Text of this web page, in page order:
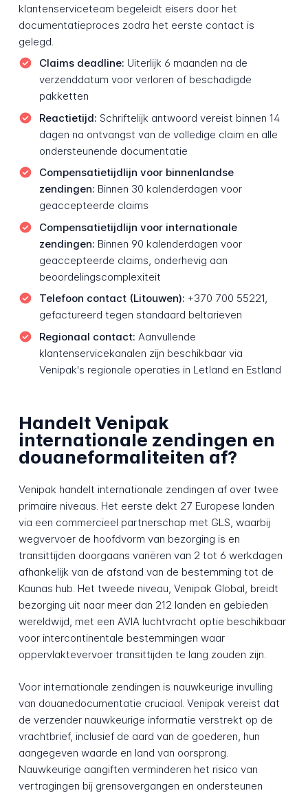
klantenserviceteam begeleidt eisers door het
documentatieproces zodra het eerste contact is
gelegd.
Claims deadline: Uiterlijk 6 maanden na de
verzenddatum voor verloren of beschadigde
pakketten
Reactietijd: Schriftelijk antwoord vereist binnen 14
dagen na ontvangst van de volledige claim en alle
ondersteunende documentatie
Compensatietijdlijn voor binnenlandse
zendingen: Binnen 30 kalenderdagen voor
geaccepteerde claims
Compensatietijdlijn voor internationale
zendingen: Binnen 90 kalenderdagen voor
geaccepteerde claims, onderhevig aan
beoordelingscomplexiteit
Telefoon contact (Litouwen): +370 700 55221,
gefactureerd tegen standaard beltarieven
Regionaal contact: Aanvullende
klantenservicekanalen zijn beschikbaar via
Venipak's regionale operaties in Letland en Estland
Handelt Venipak
internationale zendingen en
douaneformaliteiten af?
Venipak handelt internationale zendingen af over twee
primaire niveaus. Het eerste dekt 27 Europese landen
via een commercieel partnerschap met GLS, waarbij
wegvervoer de hoofdvorm van bezorging is en
transittijden doorgaans variëren van 2 tot 6 werkdagen
afhankelijk van de afstand van de bestemming tot de
Kaunas hub. Het tweede niveau, Venipak Global, breidt
bezorging uit naar meer dan 212 landen en gebieden
wereldwijd, met een AVIA luchtvracht optie beschikbaar
voor intercontinentale bestemmingen waar
oppervlaktevervoer transittijden te lang zouden zijn.
Voor internationale zendingen is nauwkeurige invulling
van douanedocumentatie cruciaal. Venipak vereist dat
de verzender nauwkeurige informatie verstrekt op de
vrachtbrief, inclusief de aard van de goederen, hun
aangegeven waarde en land van oorsprong.
Nauwkeurige aangiften verminderen het risico van
vertragingen bij grensovergangen en ondersteunen